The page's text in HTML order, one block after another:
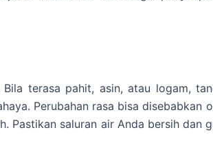
terasa pahit, asin, atau logam,
Perubahan rasa bisa disebabkan
Pastikan saluran air Anda bersih dan